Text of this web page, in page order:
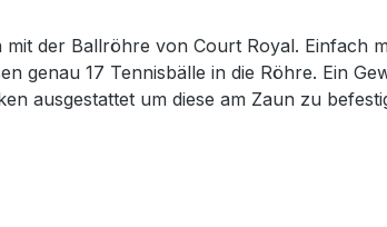
der Ballröhre von Court Royal. Einfach
genau 17 Tennisbälle in die Röhre. Ein
ausgestattet um diese am Zaun zu